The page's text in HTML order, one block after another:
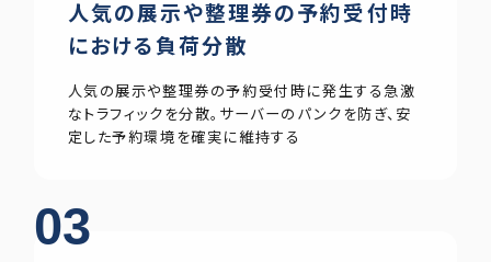
人気の展示や整理券の予約受付時
における負荷分散
人気の展示や整理券の予約受付時に発生する急激
なトラフィックを分散。サーバーのパンクを防ぎ、安
定した予約環境を確実に維持する
03